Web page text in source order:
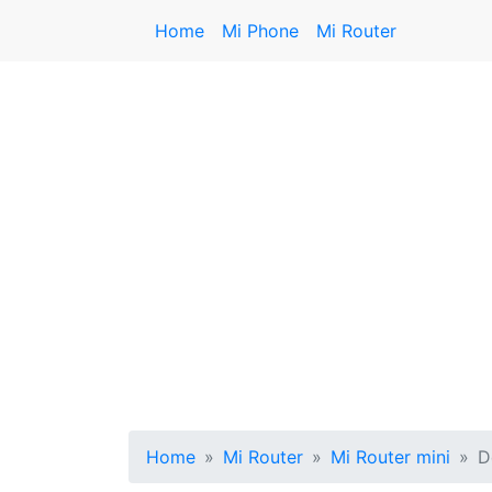
Home Mi Phone Mi Router
Home Mi Router Mi Router mini